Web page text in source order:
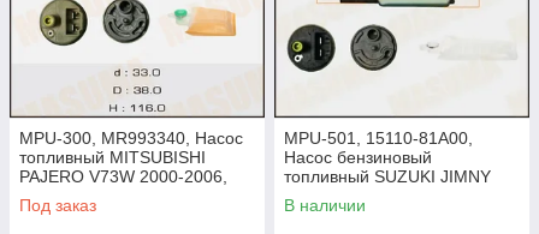
MPU-300, MR993340, Насос
топливный MITSUBISHI
PAJERO V73W 2000-2006,
MASUMA
Под заказ
MPU-501, 15110-81A00,
Насос бензиновый
топливный SUZUKI JIMNY
SN413V M13A, MASUMA
В наличии